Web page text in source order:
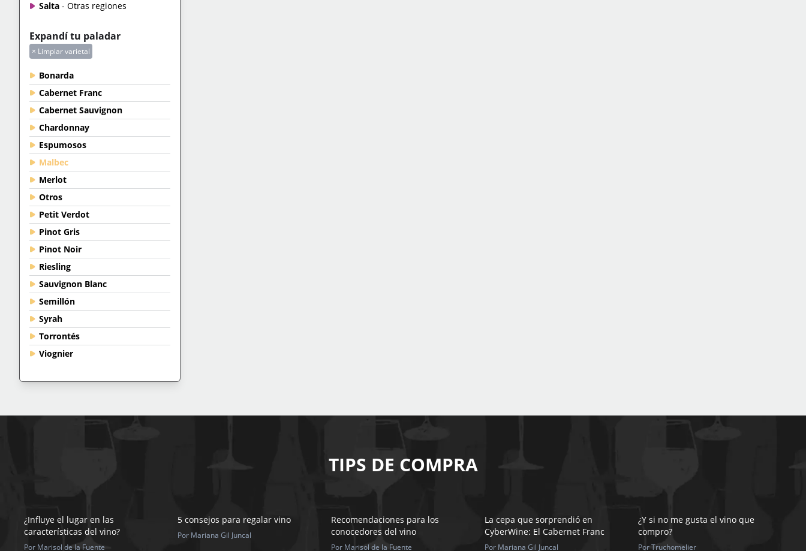
Salta - Otras regiones
Expandí tu paladar
× Limpiar varietal
Bonarda
Cabernet Franc
Cabernet Sauvignon
Chardonnay
Espumosos
Malbec
Merlot
Otros
Petit Verdot
Pinot Gris
Pinot Noir
Riesling
Sauvignon Blanc
Semillón
Syrah
Torrontés
Viognier
TIPS DE COMPRA
¿Influye el lugar en las
características del vino?
Por Marisol de la Fuente
5 consejos para regalar vino
Por Mariana Gil Juncal
Recomendaciones para los
conocedores del vino
Por Marisol de la Fuente
La cepa que sorprendió en
CyberWine: El Cabernet Franc
Por Mariana Gil Juncal
¿Y si no me gusta el vino que
compro?
Por Truchomelier